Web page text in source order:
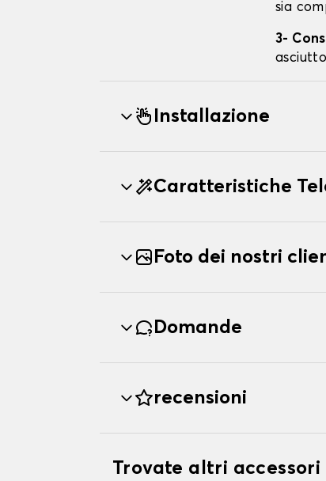
sia
3-
Installazione
Caratteristiche
Foto dei nostri
Domande
recensioni
Trovate altri accessori